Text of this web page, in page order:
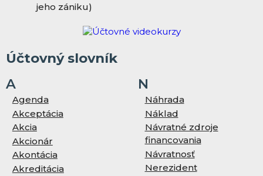
jeho zániku)
Účtovný slovník
A
Agenda
Akceptácia
Akcia
Akcionár
Akontácia
Akreditácia
N
Náhrada
Náklad
Návratné zdroje
financovania
Návratnosť
Nerezident